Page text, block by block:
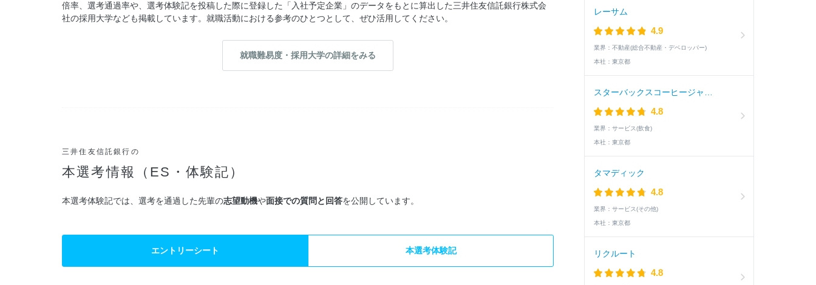
倍率、選考通過率や、選考体験記を投稿した際に登録した「入社予定企業」のデータをもとに算出した三井住友信託銀行株式会
社の採用大学なども掲載しています。就職活動における参考のひとつとして、ぜひ活用してください。
就職難易度・採用大学の詳細をみる
三井住友信託銀行の
本選考情報（ES・体験記）
本選考体験記では、選考を通過した先輩の志望動機や面接での質問と回答を公開しています。
エントリーシート 本選考体験記
レーサム
4.9
業界： 不動産(総合不動産・デベロッパー)
本社： 東京都
4.8
業界： サービス(飲食)
本社： 東京都
タマディック
4.8
業界： サービス(その他)
本社： 東京都
リクルート
4.8